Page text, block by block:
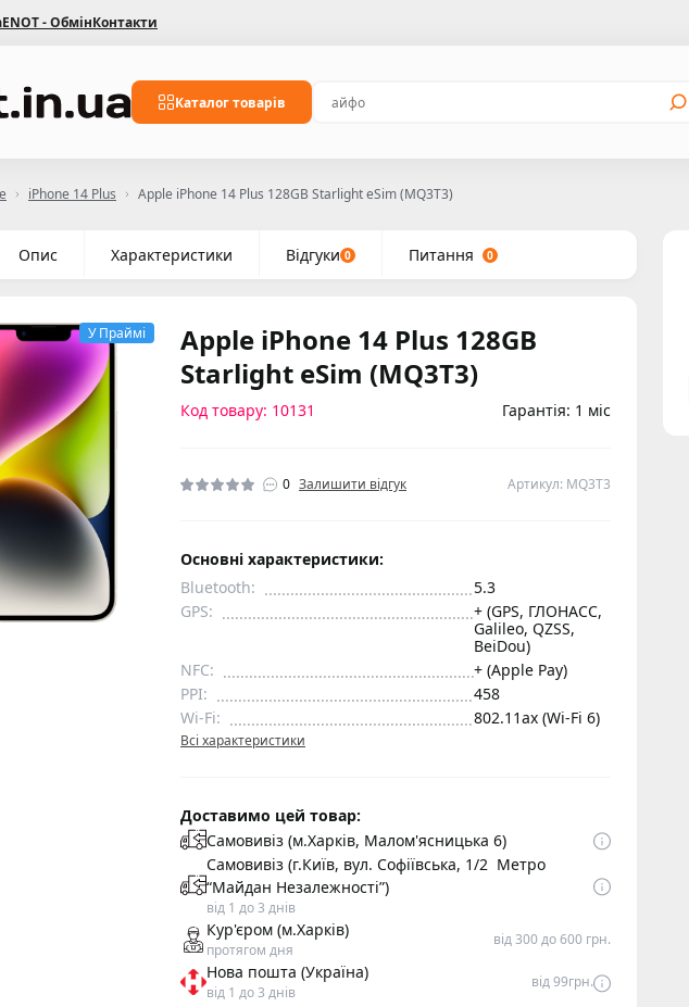
ENOT - ОбмінКонтакти
Каталог товарів
iPhone 14 Plus Apple iPhone 14 Plus 128GB Starlight eSim (MQ3T3)
Опис Характеристики Відгуки 0 Питання 0
У Праймі
Apple iPhone 14 Plus 128GB
Starlight eSim (MQ3T3)
Код товару: 10131 Гарантія: 1 міс
0 Залишити відгук Артикул: MQ3T3
Основні характеристики:
Bluetooth:
5.3
GPS:
+ (GPS, ГЛОНАСС,
Galileo, QZSS,
BeiDou)
NFC:
+ (Apple Pay)
PPI:
458
Wi-Fi:
802.11ax (Wi-Fi 6)
Всі характеристики
Доставимо цей товар:
Самовивіз (м.Харків, Малом'ясницька 6)
Самовивіз (г.Київ, вул. Софіївська, 1/2 Метро
“Майдан Незалежності”)
від 1 до 3 днів
Кур'єром (м.Харків)
протягом дня
від 300 до 600 грн.
Нова пошта (Україна)
від 1 до 3 днів
від 99грн.